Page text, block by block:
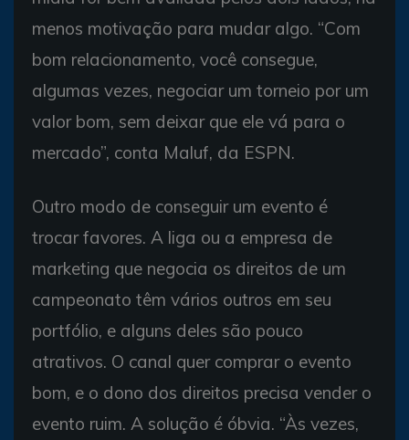
menos motivação para mudar algo. “Com
bom relacionamento, você consegue,
algumas vezes, negociar um torneio por um
valor bom, sem deixar que ele vá para o
mercado”, conta Maluf, da ESPN.
Outro modo de conseguir um evento é
trocar favores. A liga ou a empresa de
marketing que negocia os direitos de um
campeonato têm vários outros em seu
portfólio, e alguns deles são pouco
atrativos. O canal quer comprar o evento
bom, e o dono dos direitos precisa vender o
evento ruim. A solução é óbvia. “Às vezes,